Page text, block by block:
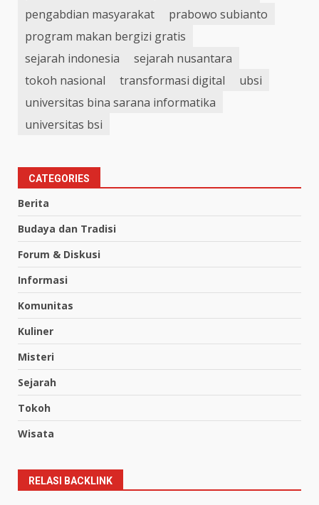
pengabdian masyarakat
prabowo subianto
program makan bergizi gratis
sejarah indonesia
sejarah nusantara
tokoh nasional
transformasi digital
ubsi
universitas bina sarana informatika
universitas bsi
CATEGORIES
Berita
Budaya dan Tradisi
Forum & Diskusi
Informasi
Komunitas
Kuliner
Misteri
Sejarah
Tokoh
Wisata
RELASI BACKLINK